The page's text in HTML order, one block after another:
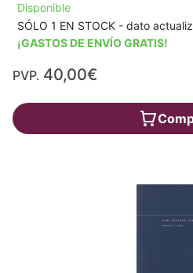
Disponible
SÓLO 1 EN STOCK - dato
¡GASTOS DE ENVÍO GRATIS!
PVP. 40,00€